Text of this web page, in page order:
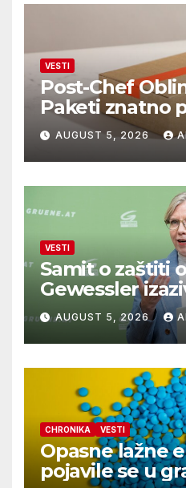
VESTI
Post-Chef
Paketi znatno
AUGUST 5, 2026
VESTI
Samit o zaštiti
Gewessler
AUGUST 5, 2026
CHRONIKA VESTI
Opasne lažne
pojavile se u